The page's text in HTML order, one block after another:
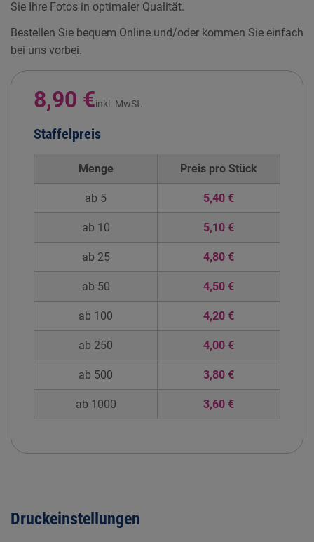
Sie Ihre Fotos in optimaler Qualität.
Bestellen Sie bequem Online und/oder kommen Sie einfach
bei uns vorbei.
8,90 €inkl. MwSt.
Staffelpreis
Menge Preis pro Stück
ab 5 5,40 €
ab 10 5,10 €
ab 25 4,80 €
ab 50 4,50 €
ab 100 4,20 €
ab 250 4,00 €
ab 500 3,80 €
ab 1000 3,60 €
Druckeinstellungen